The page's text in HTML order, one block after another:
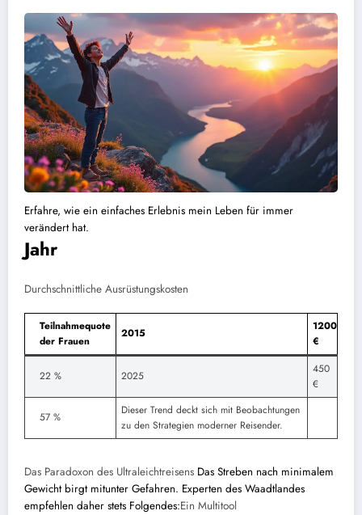
Erfahre, wie ein einfaches Erlebnis mein Leben für immer
verändert hat.
Jahr
Durchschnittliche Ausrüstungskosten
Teilnahmequote
der Frauen
2015
1200
€
22 % 2025
450
€
57 %
Dieser Trend deckt sich mit Beobachtungen
zu den Strategien moderner Reisender.
Das Paradoxon des Ultraleichtreisens Das Streben nach minimalem
Gewicht birgt mitunter Gefahren. Experten des Waadtlandes
empfehlen daher stets Folgendes:Ein Multitool